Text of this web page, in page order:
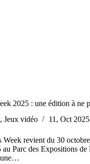
2025 : une édition à ne
, Jeux vidéo 11, Oct 2025
Week revient du 30
Parc des Expositions de
une…